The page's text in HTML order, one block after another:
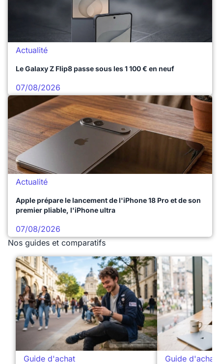
Actualité
Le Galaxy Z Flip8 passe sous les 1 100 € en neuf
07/08/2026
Actualité
Apple prépare le lancement de l'iPhone 18 Pro et de son
premier pliable, l'iPhone ultra
07/08/2026
Nos guides et comparatifs
Guide d'achat Guide d'achat